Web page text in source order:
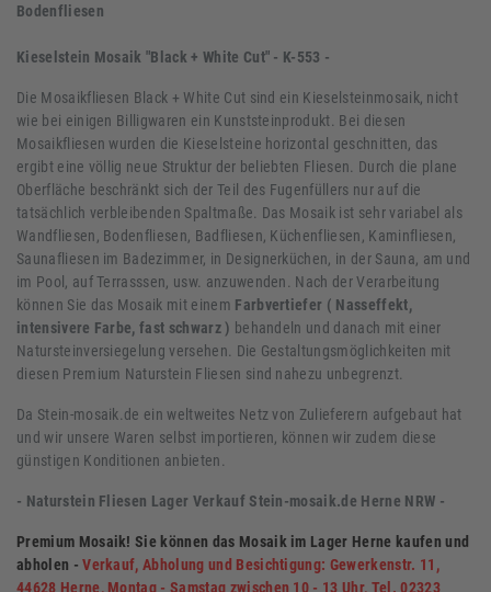
Bodenfliesen
Kieselstein Mosaik "Black + White Cut" - K-553 -
Die Mosaikfliesen Black + White Cut sind ein Kieselsteinmosaik, nicht
wie bei einigen Billigwaren ein Kunststeinprodukt. Bei diesen
Mosaikfliesen wurden die Kieselsteine horizontal geschnitten, das
ergibt eine völlig neue Struktur der beliebten Fliesen. Durch die plane
Oberfläche beschränkt sich der Teil des Fugenfüllers nur auf die
tatsächlich verbleibenden Spaltmaße. Das Mosaik ist sehr variabel als
Wandfliesen, Bodenfliesen, Badfliesen, Küchenfliesen, Kaminfliesen,
Saunafliesen im Badezimmer, in Designerküchen, in der Sauna, am und
im Pool, auf Terrasssen, usw. anzuwenden. Nach der Verarbeitung
können Sie das Mosaik mit einem Farbvertiefer ( Nasseffekt,
intensivere Farbe, fast schwarz ) behandeln und danach mit einer
Natursteinversiegelung versehen. Die Gestaltungsmöglichkeiten mit
diesen Premium Naturstein Fliesen sind nahezu unbegrenzt.
Da Stein-mosaik.de ein weltweites Netz von Zulieferern aufgebaut hat
und wir unsere Waren selbst importieren, können wir zudem diese
günstigen Konditionen anbieten.
- Naturstein Fliesen Lager Verkauf Stein-mosaik.de Herne NRW -
Premium Mosaik! Sie können das Mosaik im Lager Herne kaufen und
abholen - Verkauf, Abholung und Besichtigung: Gewerkenstr. 11,
44628 Herne, Montag - Samstag zwischen 10 - 13 Uhr, Tel. 02323